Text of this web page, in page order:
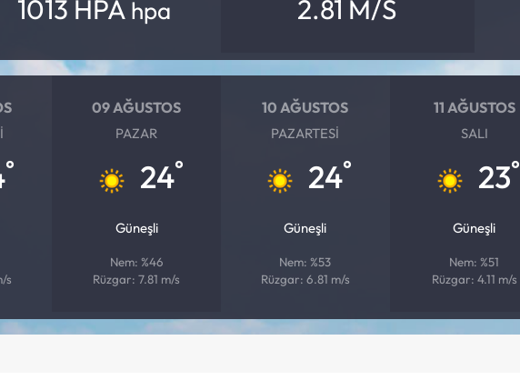
1013 HPA hpa 2.81 M/S
°
s
09 AĞUSTOS
PAZAR
24°
Güneşli
Nem: %46
Rüzgar: 7.81 m/s
10 AĞUSTOS
PAZARTESI
24°
Güneşli
Nem: %53
Rüzgar: 6.81 m/s
11 AĞUSTOS
SALI
23°
Güneşli
Nem: %51
Rüzgar: 4.11 m/s